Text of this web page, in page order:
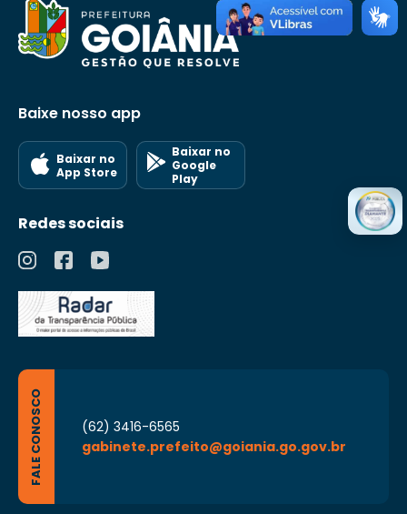
Baixe nosso app
Baixar no
App Store
Baixar no
Google
Play
Redes sociais
FALE CONOSCO
(62) 3416-6565
gabinete.prefeito@goiania.go.gov.br